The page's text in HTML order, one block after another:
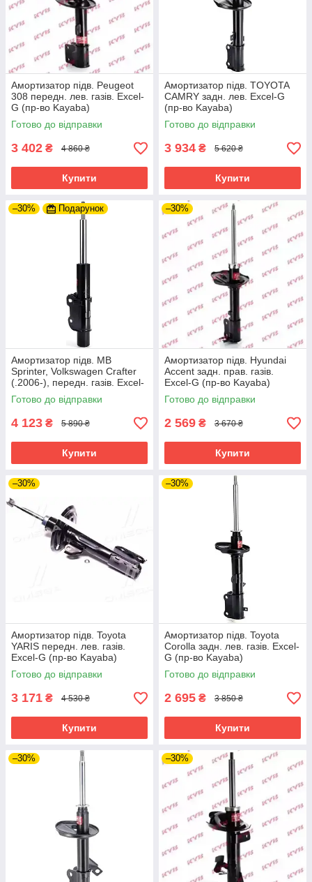
Амортизатор підв. Peugeot
308 передн. лев. газів. Excel-
G (пр-во Kayaba)
Готово до відправки
3 402 ₴ 4 860 ₴
Купити
Амортизатор підв. TOYOTA
CAMRY задн. лев. Excel-G
(пр-во Kayaba)
Готово до відправки
3 934 ₴ 5 620 ₴
Купити
–30% Подарунок
Амортизатор підв. MB
Sprinter, Volkswagen Crafter
(.2006-), передн. газів. Excel-
G (пр-во Kayaba)
Готово до відправки
4 123 ₴ 5 890 ₴
Купити
–30%
Амортизатор підв. Hyundai
Accent задн. прав. газів.
Excel-G (пр-во Kayaba)
Готово до відправки
2 569 ₴ 3 670 ₴
Купити
–30%
Амортизатор підв. Toyota
YARIS передн. лев. газів.
Excel-G (пр-во Kayaba)
Готово до відправки
3 171 ₴ 4 530 ₴
Купити
–30%
Амортизатор підв. Toyota
Corolla задн. лев. газів. Excel-
G (пр-во Kayaba)
Готово до відправки
2 695 ₴ 3 850 ₴
Купити
–30% –30%